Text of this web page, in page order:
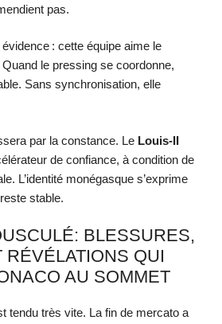
pas.
: cette équipe aime le
le pressing se coordonne,
Sans synchronisation, elle
par la constance. Le Louis-II
de confiance, à condition de
L’identité monégasque s’exprime
stable.
BLESSURES,
RÉVÉLATIONS QUI
AU SOMMET
tendu très vite. La fin de mercato a